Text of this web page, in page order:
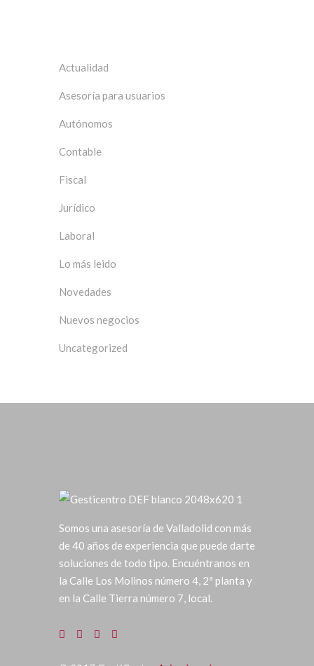
Actualidad
Asesoría para usuarios
Autónomos
Contable
Fiscal
Jurídico
Laboral
Lo más leido
Novedades
Nuevos negocios
Uncategorized
Somos una asesoría de Valladolid con más
de 40 años de experiencia que puede darte
soluciones de todo tipo. Encuéntranos en
la Calle Los Molinos número 4, 2ª planta y
en la Calle Tierra número 7, local.